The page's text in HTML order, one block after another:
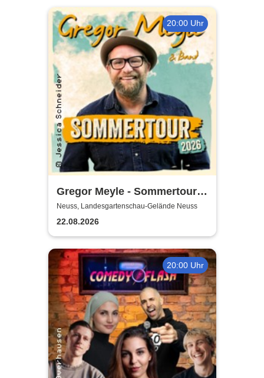
20:00 Uhr
Gregor Meyle - Sommertour
2026
Neuss, Landesgartenschau-Gelände Neuss
22.08.2026
20:00 Uhr